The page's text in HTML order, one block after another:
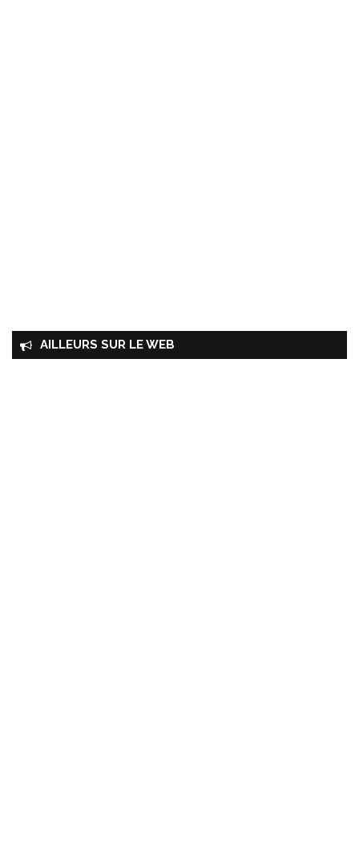
AILLEURS SUR LE WEB